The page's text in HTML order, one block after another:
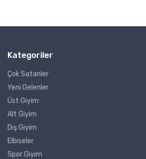
Kategoriler
Çok Satanler
Yeni Gelenler
Üst Giyim
Alt Giyim
Dış Giyim
Elbiseler
Spor Giyim